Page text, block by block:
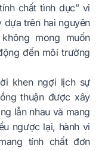
chất tình dục” vi
dựa trên hai nguyên
mong muốn
đến môi trường
khen ngợi lịch sự
thuận được xây
lẫn nhau và mang
ngược lại, hành vi
tính chất đơn